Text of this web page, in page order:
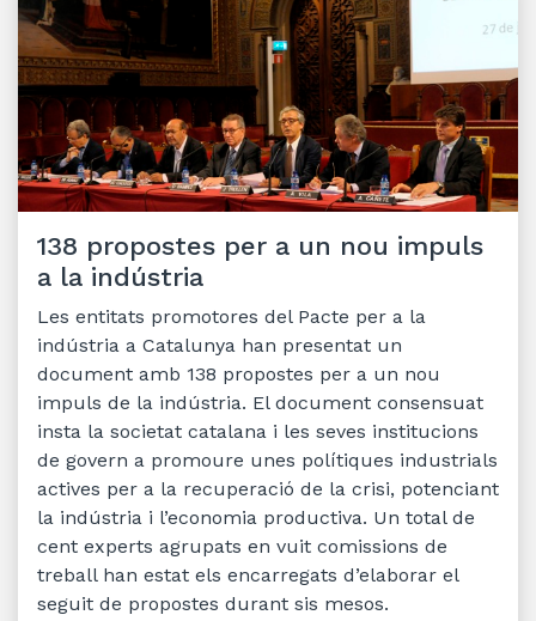
138 propostes per a un nou impuls
a la indústria
Les entitats promotores del Pacte per a la
indústria a Catalunya han presentat un
document amb 138 propostes per a un nou
impuls de la indústria. El document consensuat
insta la societat catalana i les seves institucions
de govern a promoure unes polítiques industrials
actives per a la recuperació de la crisi, potenciant
la indústria i l’economia productiva. Un total de
cent experts agrupats en vuit comissions de
treball han estat els encarregats d’elaborar el
seguit de propostes durant sis mesos.